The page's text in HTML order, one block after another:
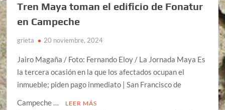
Tren Maya toman el edificio de Fonatur
en Campeche
grieta 20 noviembre, 2024
Jairo Magaña / Foto: Fernando Eloy / La Jornada Maya Es
la tercera ocasión en la que los afectados ocupan el
inmueble; piden pago inmediato | San Francisco de
Campeche …
LEER MÁS